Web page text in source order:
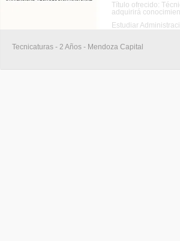
Título ofrecido:
adquirirá
Estudiar
Tecnicaturas - 2 Años - Mendoza Capital